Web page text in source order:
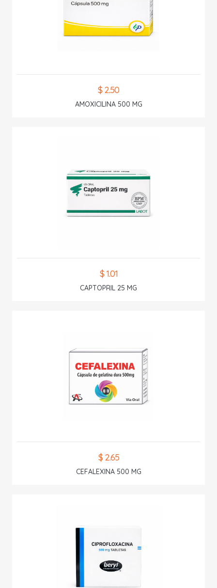
$ 2.50
AMOXICILINA 500 MG
$ 1.01
CAPTOPRIL 25 MG
$ 2.65
CEFALEXINA 500 MG